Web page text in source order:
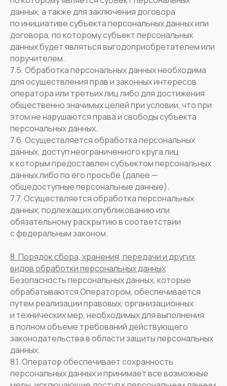
данных, а также для заключения договора
по инициативе субъекта персональных данных или
договора, по которому субъект персональных
данных будет являться выгодоприобретателем или
поручителем.
7.5. Обработка персональных данных необходима
для осуществления прав и законных интересов
оператора или третьих лиц либо для достижения
общественно значимых целей при условии, что при
этом не нарушаются права и свободы субъекта
персональных данных.
7.6. Осуществляется обработка персональных
данных, доступ неограниченного круга лиц
к которым предоставлен субъектом персональных
данных либо по его просьбе (далее —
общедоступные персональные данные).
7.7. Осуществляется обработка персональных
данных, подлежащих опубликованию или
обязательному раскрытию в соответствии
с федеральным законом.
8. Порядок сбора, хранения, передачи и других
видов обработки персональных данных
Безопасность персональных данных, которые
обрабатываются Оператором, обеспечивается
путем реализации правовых, организационных
и технических мер, необходимых для выполнения
в полном объеме требований действующего
законодательства в области защиты персональных
данных.
8.1. Оператор обеспечивает сохранность
персональных данных и принимает все возможные